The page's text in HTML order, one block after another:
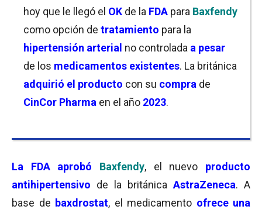
hoy que le llegó el OK de la FDA para Baxfendy
como opción de tratamiento para la
hipertensión arterial no controlada a pesar
de los medicamentos existentes. La británica
adquirió el producto con su compra de
CinCor Pharma en el año 2023.
La FDA aprobó Baxfendy, el nuevo producto
antihipertensivo de la británica AstraZeneca. A
base de baxdrostat, el medicamento ofrece una